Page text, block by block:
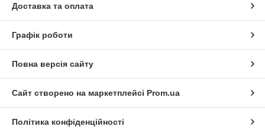
Доставка та оплата
Графік роботи
Повна версія сайту
Сайт створено на маркетплейсі Prom.ua
Політика конфіденційності